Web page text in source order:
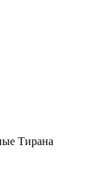
Тирана